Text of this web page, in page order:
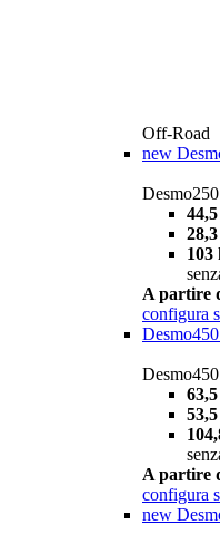
Off-Road
new
103
A partire
configura
A partire
configura
new